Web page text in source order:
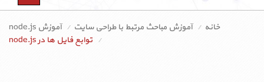
خانه
آموزش مباحث مرتبط با طراحی سایت
آموزش node.js
توابع فایل ها در node.js